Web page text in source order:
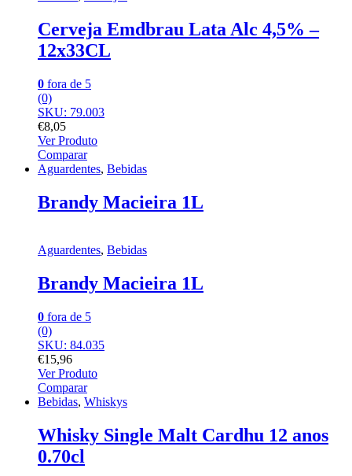
Cerveja Emdbrau Lata Alc 4,5% –
12x33CL
0 fora de 5
(0)
SKU: 79.003
€8,05
Ver Produto
Comparar
Aguardentes, Bebidas
Brandy Macieira 1L
Aguardentes, Bebidas
Brandy Macieira 1L
0 fora de 5
(0)
SKU: 84.035
€15,96
Ver Produto
Comparar
Bebidas, Whiskys
Whisky Single Malt Cardhu 12 anos
0.70cl